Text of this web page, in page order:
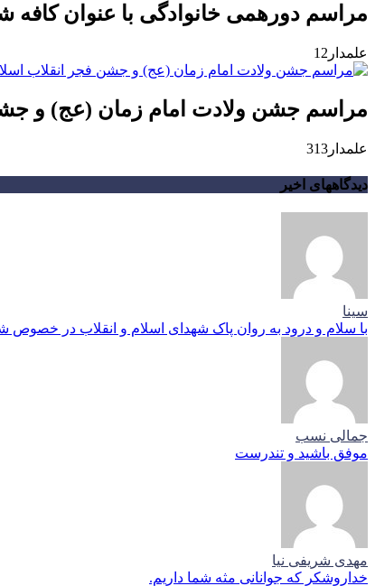
مراسم دورهمی خانوادگی با عنوان
علمدار12
مراسم جشن ولادت امام زمان (عج) و
علمدار313
دیدگاههای اخیر
سینا
با سلام و درود به روان پاک شهدای اسلام و انقلاب در خصوص
جمالی نسب
موفق باشید و تندرست
مهدی شریفی نیا
خداروشکر که جوانانی مثه شما داریم.